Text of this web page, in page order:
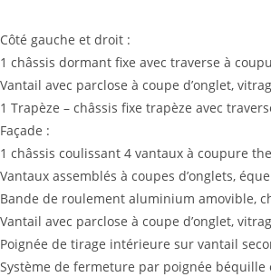
Côté gauche et droit :
1 châssis dormant fixe avec traverse à
Vantail avec parclose à coupe d’onglet,
1 Trapèze – châssis fixe trapèze avec
Façade :
1 châssis coulissant 4 vantaux à coupure
Vantaux assemblés à coupes d’onglets,
Bande de roulement aluminium amovible,
Vantail avec parclose à coupe d’onglet,
Poignée de tirage intérieure sur vantail
Système de fermeture par poignée